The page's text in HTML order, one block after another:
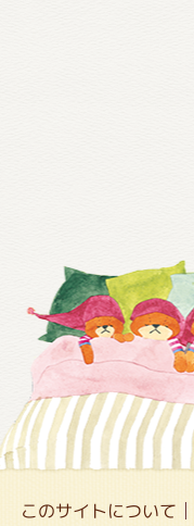
このサイトについて